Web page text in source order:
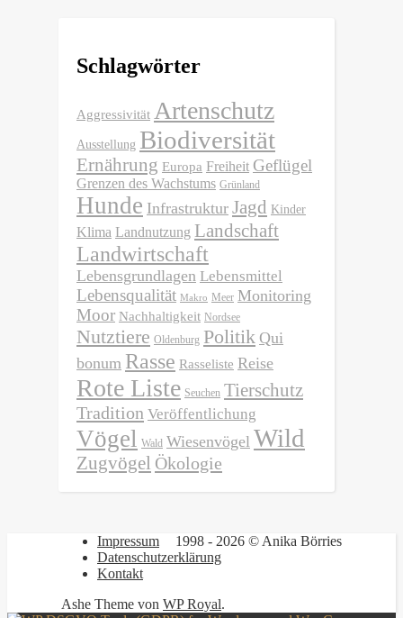
Schlagwörter
Aggressivität Artenschutz
Ausstellung Biodiversität
Ernährung Europa Freiheit Geflügel
Grenzen des Wachstums Grünland
Hunde Infrastruktur Jagd Kinder
Klima Landnutzung Landschaft
Landwirtschaft
Lebensgrundlagen Lebensmittel
Lebensqualität Makro Meer Monitoring
Moor Nachhaltigkeit Nordsee
Nutztiere Oldenburg Politik Qui
bonum Rasse Rasseliste Reise
Rote Liste Seuchen Tierschutz
Tradition Veröffentlichung
Vögel Wald Wiesenvögel Wild
Zugvögel Ökologie
1998 - 2026 © Anika Börries
Impressum
Datenschutzerklärung
Kontakt
Ashe Theme von WP Royal.